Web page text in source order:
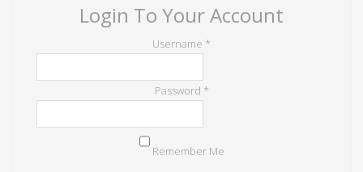
Login To Your Account
Username *
Password *
Remember Me